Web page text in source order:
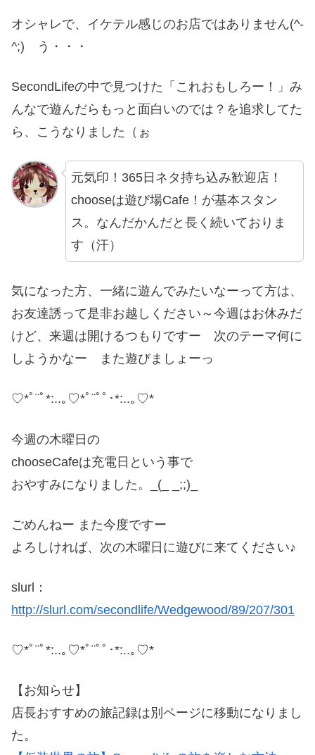
オシャレで、イケテル感じのお店ではありません(^-
^;) う・・・
SecondLifeの中で見つけた「これおもしろー！」み
んなで遊んだらもっと面白いのでは？を追求してた
ら、こうなりました（ぉ
元気印！365日ネタ持ち込み歓迎店！
chooseは遊び場Cafe！が基本スタン
ス。なんだかんだと長く続いておりま
す（汗）
気になった方、一緒に遊んでみたいなーって方は、
お友達誘って是非お越しください～今週はお休みだ
けど、来週は開けるつもりですー 次のテーマ何に
しようかなー また遊びましょーっ
♡*ﾟ¨ﾟ*:..｡♡*ﾟ¨ﾟﾟ･*:..｡♡*
今週の木曜日の
chooseCafeは充電日という事で
おやすみになりました。_(_ _;;)_
ごめんねー また今度ですー
よろしければ、次の木曜日に遊びに来てください♪
slurl：
http://slurl.com/secondlife/Wedgewood/89/207/301
♡*ﾟ¨ﾟ*:..｡♡*ﾟ¨ﾟﾟ･*:..｡♡*
【お知らせ】
店長おすすめの旅記録は別ページに移動になりまし
た。